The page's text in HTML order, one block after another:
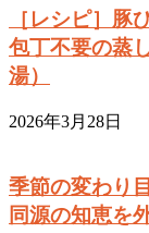
［レシピ］豚
包丁不要の蒸
湯）
2026年3月28日
季節の変わり
同源の知恵を